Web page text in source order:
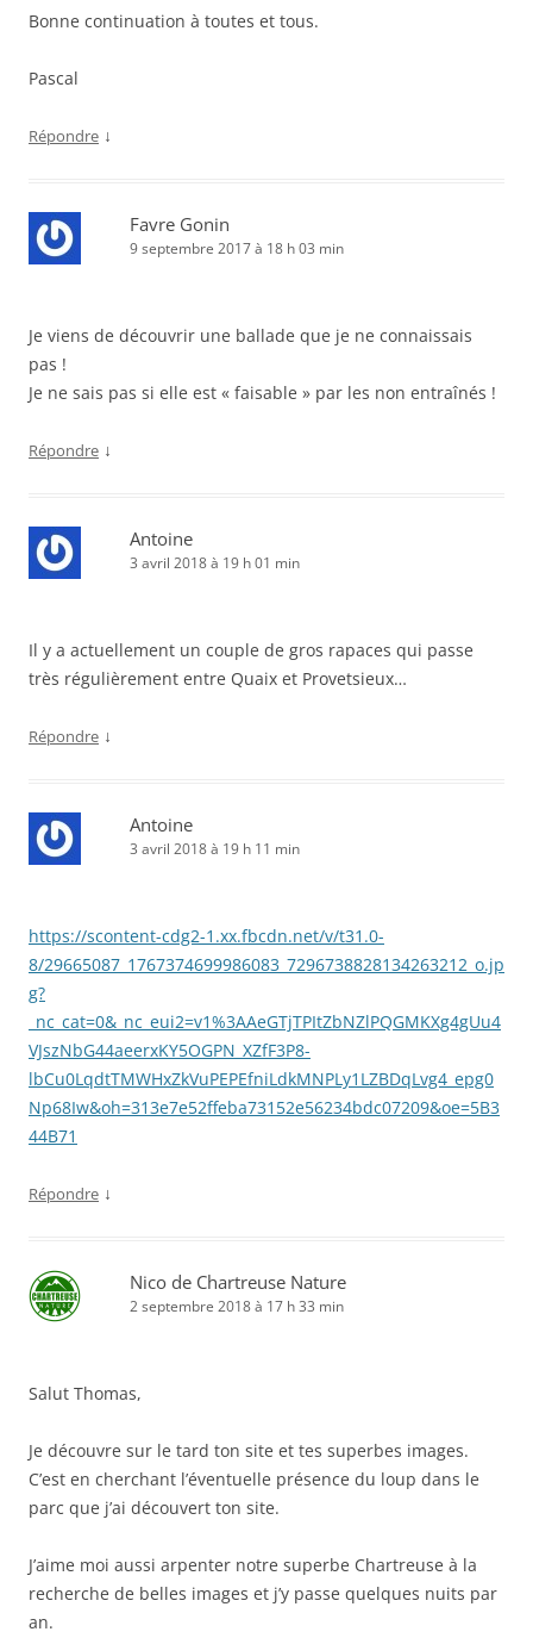
Bonne continuation à toutes et tous.
Pascal
Répondre ↓
Favre Gonin
9 septembre 2017 à 18 h 03 min
Je viens de découvrir une ballade que je ne connaissais
pas !
Je ne sais pas si elle est « faisable » par les non entraînés !
Répondre ↓
Antoine
3 avril 2018 à 19 h 01 min
Il y a actuellement un couple de gros rapaces qui passe
très régulièrement entre Quaix et Provetsieux…
Répondre ↓
Antoine
3 avril 2018 à 19 h 11 min
https://scontent-cdg2-1.xx.fbcdn.net/v/t31.0-
8/29665087_1767374699986083_7296738828134263212_o.jp
g?
_nc_cat=0&_nc_eui2=v1%3AAeGTjTPItZbNZlPQGMKXg4gUu4
VJszNbG44aeerxKY5OGPN_XZfF3P8-
lbCu0LqdtTMWHxZkVuPEPEfniLdkMNPLy1LZBDqLvg4_epg0
Np68Iw&oh=313e7e52ffeba73152e56234bdc07209&oe=5B3
44B71
Répondre ↓
Nico de Chartreuse Nature
2 septembre 2018 à 17 h 33 min
Salut Thomas,
Je découvre sur le tard ton site et tes superbes images.
C’est en cherchant l’éventuelle présence du loup dans le
parc que j’ai découvert ton site.
J’aime moi aussi arpenter notre superbe Chartreuse à la
recherche de belles images et j’y passe quelques nuits par
an.